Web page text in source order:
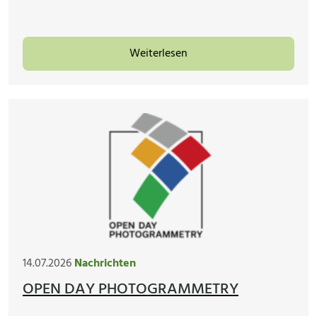
Weiterlesen
14.07.2026Nachrichten
OPEN DAY PHOTOGRAMMETRY